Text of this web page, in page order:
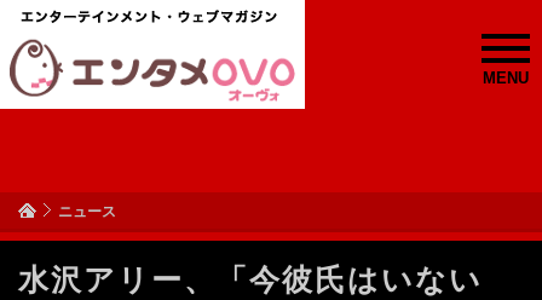
MENU
ニュース
水沢アリー、「今彼氏はいない